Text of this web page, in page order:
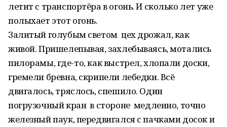
летит с транспортёра в огонь. И сколько лет уже
полыхает этот огонь.
Залитый голубым светом цех дрожал, как
живой. Пришелепывая, захлебываясь, мотались
пилорамы, где-то, как выстрел, хлопали доски,
гремели бревна, скрипели лебедки. Всё
двигалось, тряслось, спешило. Один
погрузочный кран в стороне медленно, точно
железный паук, передвигался с пачками досок и